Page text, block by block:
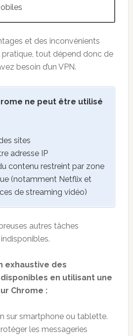
et des inconvénients
pratique, tout dépend donc de
besoin d’un VPN.
ne peut être utilisé
sites
adresse IP
contenu restreint par zone
(notamment Netflix et
de streaming vidéo)
autres tâches
exhaustive des
en utilisant une
Chrome :
sur smartphone ou tablette.
les messageries